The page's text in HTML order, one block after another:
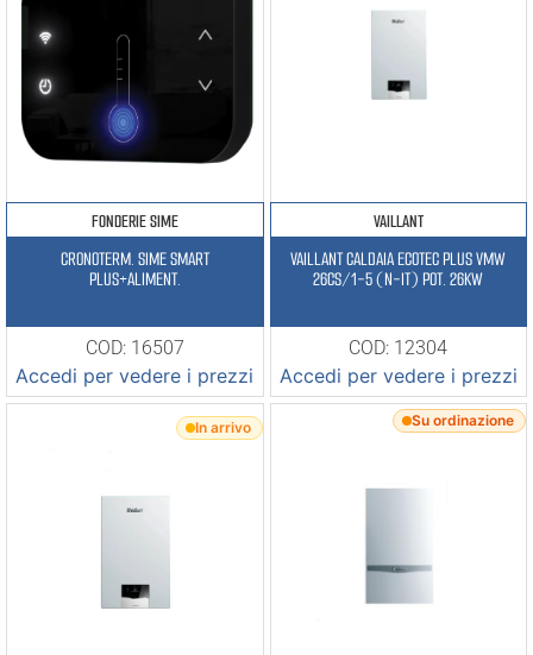
FONDERIE SIME
CRONOTERM. SIME SMART
PLUS+ALIMENT.
COD: 16507
Accedi per vedere i prezzi
VAILLANT
VAILLANT CALDAIA ECOTEC PLUS VMW
26CS/1-5 (N-IT) POT. 26KW
COD: 12304
Accedi per vedere i prezzi
In arrivo Su ordinazione